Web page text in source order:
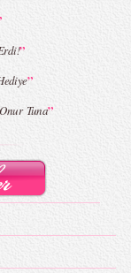
”
”
Tuna”